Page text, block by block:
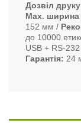
Дозвіл друку
Max. ширина
152 мм
до 10000
USB + RS-
Гарантія
24